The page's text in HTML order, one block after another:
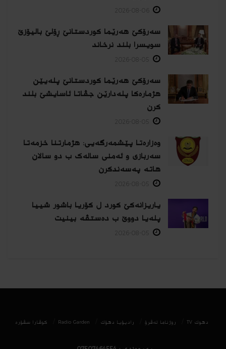
سەرۆکێ هەرێما کوردستانێ ڕۆلێ بالیۆزێ
سویسرا بلند نرخاند
سەرۆکێ هەرێما کوردستانێ پلەیێن
هژمارەكا پلەدارێن جڤاتا ئاسایشێ بلند
كرن
وەزارەتا پێشمەرگەیی: هژمارتنا خزمەتا
سەربازی و ئەمنی سالەک ب دو سالان
هاتە پەسەندكرن
یاریزانەكێ کورد ل کۆریا باشور شییا
پلەیا دووێ ب دەستڤە بینیت
دھوك TV روژناما ئەڤرۆ رادیۆیا دهۆك Radio Garden كوڤارا سڤۆره‌